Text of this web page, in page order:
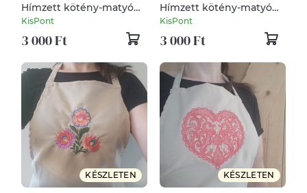
Hímzett kötény-matyó
fűzér /bézs
KisPont
3 000 Ft
Hímzett kötény-matyó
csokor /fehér
KisPont
3 000 Ft
KÉSZLETEN KÉSZLETEN